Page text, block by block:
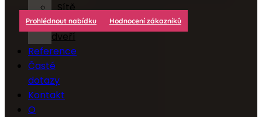
Sítě
do
dveří
Reference
Časté
dotazy
Kontakt
O
Prohlédnout nabídku Hodnocení zákazníků